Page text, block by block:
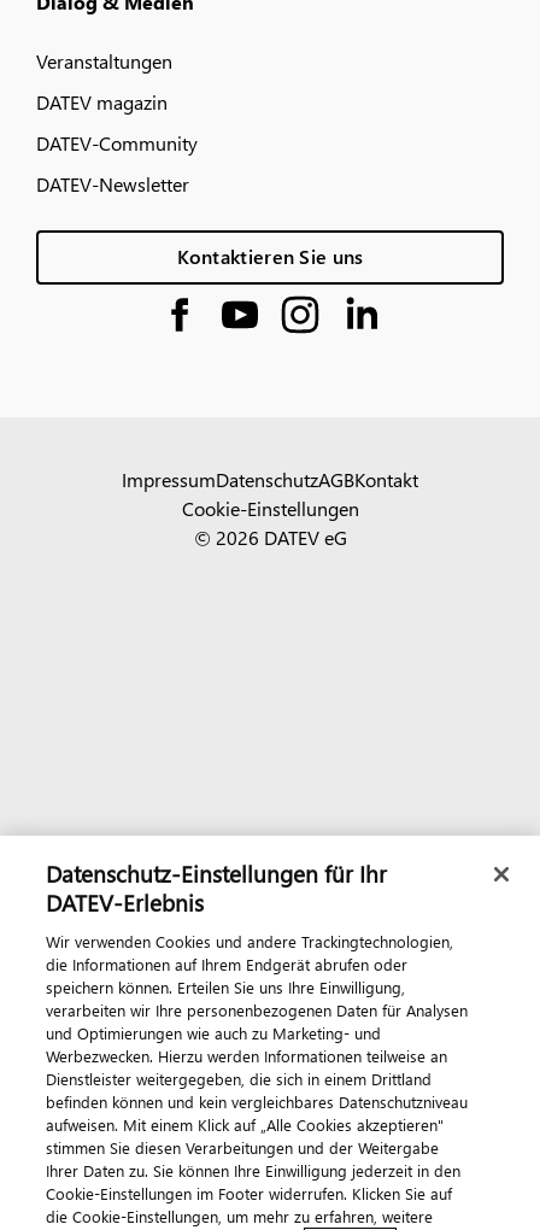
Veranstaltungen
DATEV magazin
DATEV-Community
DATEV-Newsletter
Kontaktieren Sie uns
© 2026 DATEV eG
ImpressumDatenschutzAGBKontakt
Cookie-Einstellungen
Datenschutz-Einstellungen für Ihr
DATEV-Erlebnis
Wir verwenden Cookies und andere Trackingtechnologien,
die Informationen auf Ihrem Endgerät abrufen oder
speichern können. Erteilen Sie uns Ihre Einwilligung,
verarbeiten wir Ihre personenbezogenen Daten für Analysen
und Optimierungen wie auch zu Marketing- und
Werbezwecken. Hierzu werden Informationen teilweise an
Dienstleister weitergegeben, die sich in einem Drittland
befinden können und kein vergleichbares Datenschutzniveau
aufweisen. Mit einem Klick auf „Alle Cookies akzeptieren"
stimmen Sie diesen Verarbeitungen und der Weitergabe
Ihrer Daten zu. Sie können Ihre Einwilligung jederzeit in den
Cookie-Einstellungen im Footer widerrufen. Klicken Sie auf
die Cookie-Einstellungen, um mehr zu erfahren, weitere